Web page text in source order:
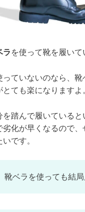
ラ を使って靴を履いて
っていないのなら、
ても楽になりますよ
を踏んで履いている
劣化が早くなるので
です。
靴ベラを使っても結